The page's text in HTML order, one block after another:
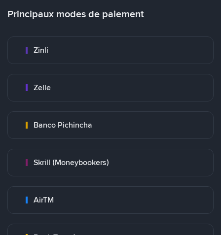
Principaux modes de paiement
Zinli
Zelle
Banco Pichincha
Skrill (Moneybookers)
AirTM